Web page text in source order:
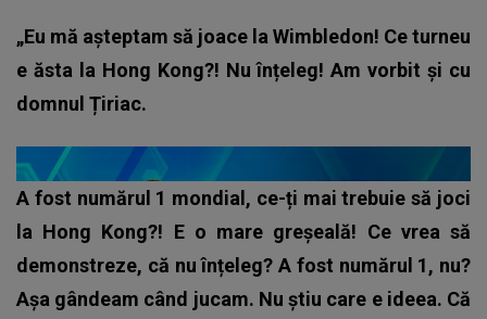
„Eu mă așteptam să joace la Wimbledon! Ce turneu
e ăsta la Hong Kong?! Nu înțeleg! Am vorbit și cu
domnul Țiriac.
A fost numărul 1 mondial, ce-ți mai trebuie să joci
la Hong Kong?! E o mare greșeală! Ce vrea să
demonstreze, că nu înțeleg? A fost numărul 1, nu?
Așa gândeam când jucam. Nu știu care e ideea. Că